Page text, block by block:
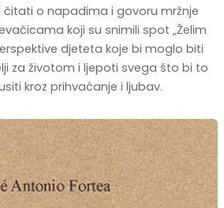
o napadima i govoru mržnje
koji su snimili spot „Želim
djeteta koje bi moglo biti
za životom i ljepoti svega što bi to
kroz prihvaćanje i ljubav.